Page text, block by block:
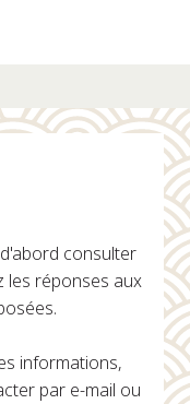
consulter
les réponses aux
informations,
par e-mail ou